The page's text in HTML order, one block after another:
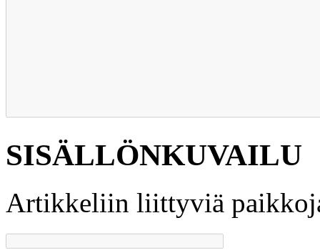
SISÄLLÖNKUVAILU
Artikkeliin liittyviä